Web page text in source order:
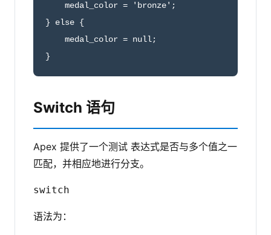
    medal_color = 'bronze';
} else {
    medal_color = null;
}
Switch 语句
Apex 提供了一个测试 表达式是否与多个值之一
匹配，并相应地进行分支。
switch
语法为：